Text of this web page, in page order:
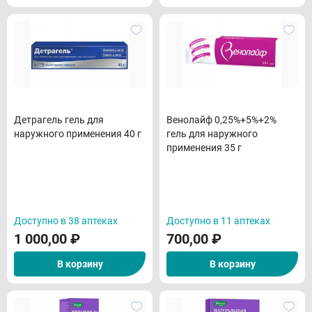
Детрагель гель для
наружного применения 40 г
Доступно в 38 аптеках
1 000,00 ₽
В корзину
Венолайф 0,25%+5%+2%
гель для наружного
применения 35 г
Доступно в 11 аптеках
700,00 ₽
В корзину